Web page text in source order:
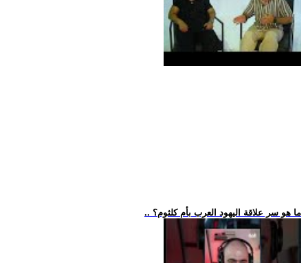
.. ما هو سر علاقة اليهود العرب بأم كلثوم؟